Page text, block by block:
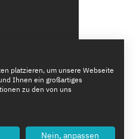
platzieren, um unsere Webseite
Ihnen ein großartiges
zu den von uns
Nein, anpassen